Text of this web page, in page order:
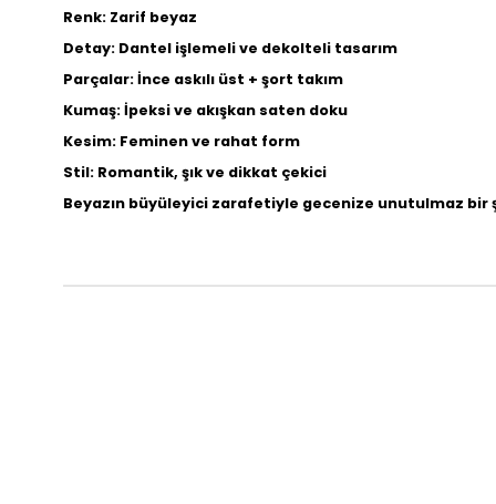
Renk: Zarif beyaz
Detay: Dantel işlemeli ve dekolteli tasarım
Parçalar: İnce askılı üst + şort takım
Kumaş: İpeksi ve akışkan saten doku
Kesim: Feminen ve rahat form
Stil: Romantik, şık ve dikkat çekici
Beyazın büyüleyici zarafetiyle gecenize unutulmaz bir